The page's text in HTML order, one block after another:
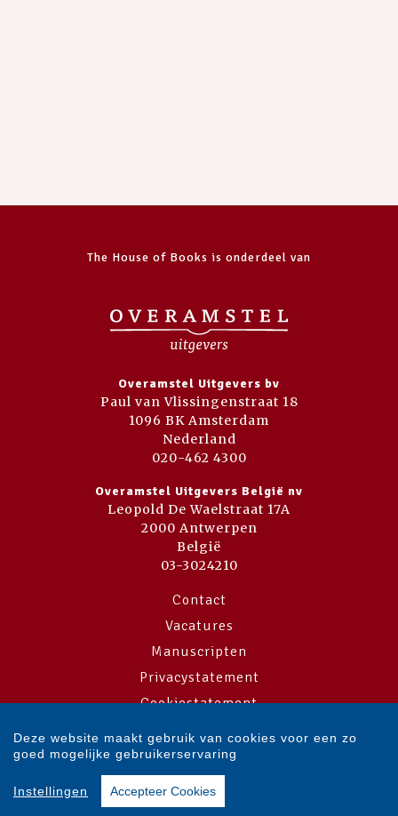
The House of Books is onderdeel van
Overamstel Uitgevers bv
Paul van Vlissingenstraat 18
1096 BK Amsterdam
Nederland
020-462 4300
Overamstel Uitgevers België nv
Leopold De Waelstraat 17A
2000 Antwerpen
België
03-3024210
Contact
Vacatures
Manuscripten
Privacystatement
Cookiestatement
Cookie-instellingen
Copyright © 2007-2026 Overamstel Uitgevers - Alle rechten voorbehouden
- Ontwerp door
Deze website maakt gebruik van cookies voor een zo
goed mogelijke gebruikerservaring
Instellingen Accepteer Cookies